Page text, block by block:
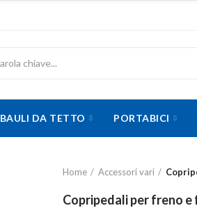
BAULI DA TETTO PORTABICI
Home Accessori vari
Copripedali per freno e